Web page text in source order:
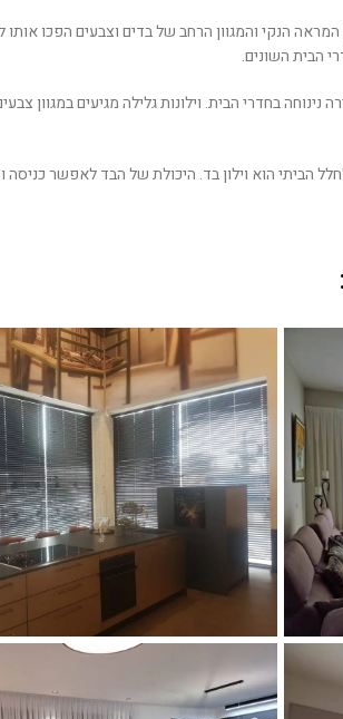
המראה הנקי והמגוון הרחב של בדים וצבעים הפכו
הבית השונים.
בחדרי הבית. וילונות גלילה מגיעים במגוון
הביתי הוא וילון בד. היכולת של הבד לאפשר כניסה